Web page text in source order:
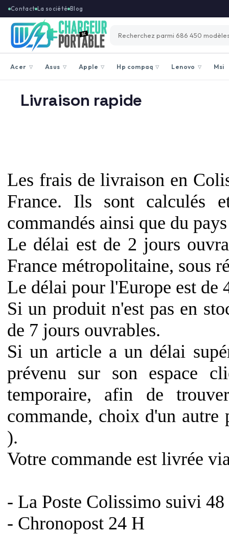
Contact La société Blog
Acer ▽ Asus ▽ Apple ▽ Hp compaq ▽ Lenovo ▽ Msi
Livraison rapide
Les frais de livraison en
France. Ils sont calculés
commandés ainsi que du
Le délai est de 2 jours
France métropolitaine, sous
Le délai pour l'Europe est de
Si un produit n'est pas en
de 7 jours ouvrables.
Si un article a un délai
prévenu sur son espace
temporaire, afin de
commande, choix d'un
).
Votre commande est livrée
- La Poste Colissimo suivi
- Chronopost 24 H